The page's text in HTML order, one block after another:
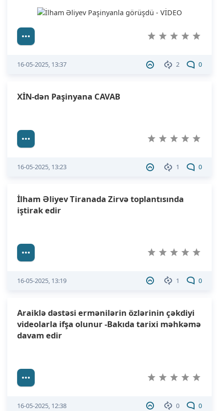
2 0
16-05-2025, 13:37
XİN-dən Paşinyana CAVAB
1 0
16-05-2025, 13:23
İlham Əliyev Tiranada Zirvə toplantısında
iştirak edir
1 0
16-05-2025, 13:19
Araiklə dəstəsi ermənilərin özlərinin çəkdiyi
videolarla ifşa olunur -Bakıda tarixi məhkəmə
davam edir
0 0
16-05-2025, 12:38